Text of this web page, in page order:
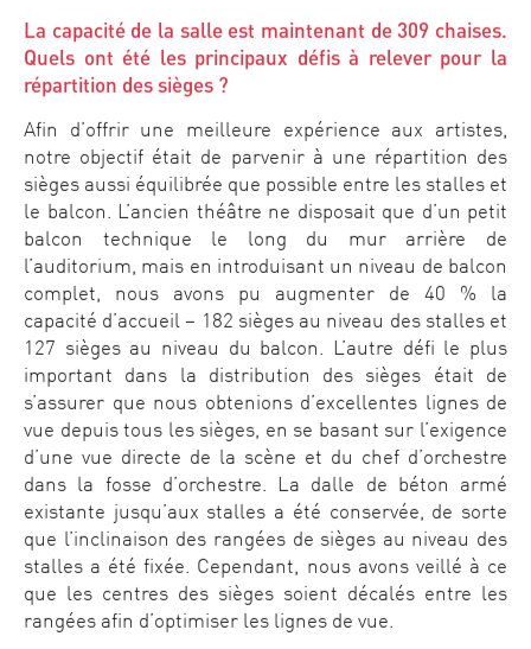
La capacité de la salle est maintenant de 309 chaises.
Quels ont été les principaux défis à relever pour la
répartition des sièges ?
Afin d’offrir une meilleure expérience aux artistes,
notre objectif était de parvenir à une répartition des
sièges aussi équilibrée que possible entre les stalles et
le balcon. L’ancien théâtre ne disposait que d’un petit
balcon technique le long du mur arrière de
l’auditorium, mais en introduisant un niveau de balcon
complet, nous avons pu augmenter de 40 % la
capacité d’accueil – 182 sièges au niveau des stalles et
127 sièges au niveau du balcon. L’autre défi le plus
important dans la distribution des sièges était de
s’assurer que nous obtenions d’excellentes lignes de
vue depuis tous les sièges, en se basant sur l’exigence
d’une vue directe de la scène et du chef d’orchestre
dans la fosse d’orchestre. La dalle de béton armé
existante jusqu’aux stalles a été conservée, de sorte
que l’inclinaison des rangées de sièges au niveau des
stalles a été fixée. Cependant, nous avons veillé à ce
que les centres des sièges soient décalés entre les
rangées afin d’optimiser les lignes de vue.